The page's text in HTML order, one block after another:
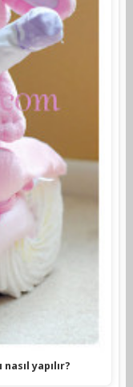
yapılır?